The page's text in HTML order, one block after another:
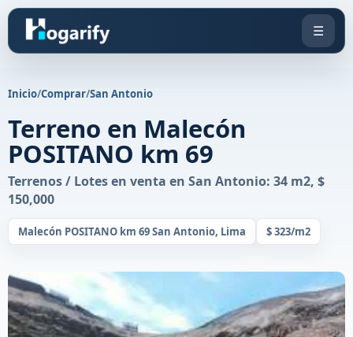
☰
Inicio/Comprar/San Antonio
Terreno en Malecón
POSITANO km 69
Terrenos / Lotes en venta en San Antonio: 34 m2, $
150,000
Malecón POSITANO km 69 San Antonio, Lima $ 323/m2